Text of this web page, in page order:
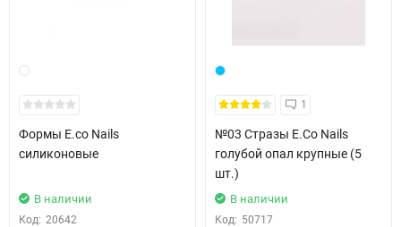
Формы E.co Nails
силиконовые
В наличии
Код: 20642
1
№03 Стразы E.Co Nails
голубой опал крупные (5
шт.)
В наличии
Код: 50717